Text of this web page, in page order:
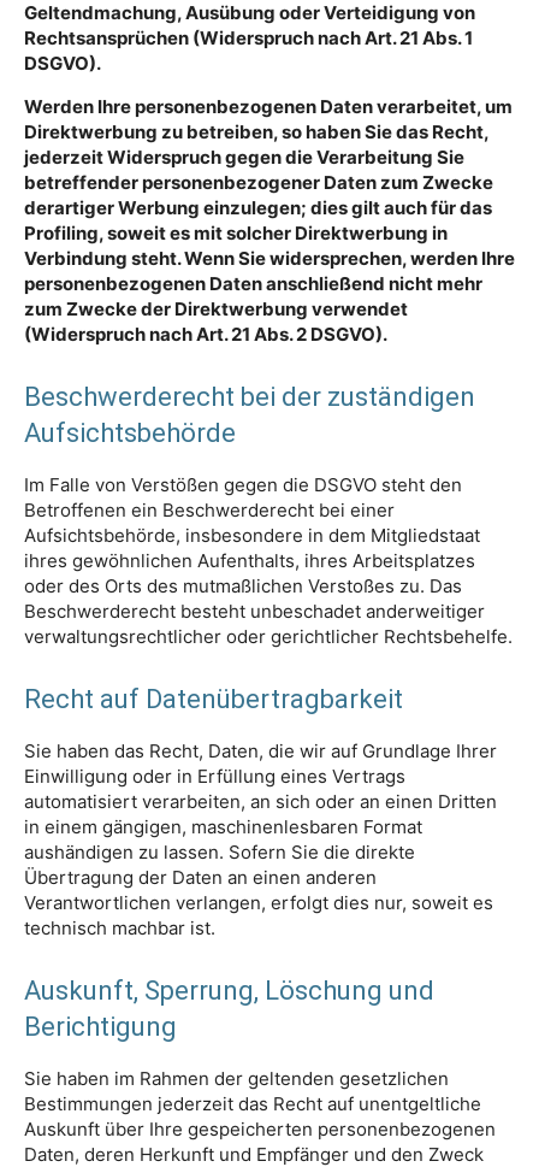
Geltendmachung, Ausübung oder Verteidigung von
Rechtsansprüchen (Widerspruch nach Art. 21 Abs. 1
DSGVO).
Werden Ihre personenbezogenen Daten verarbeitet, um
Direktwerbung zu betreiben, so haben Sie das Recht,
jederzeit Widerspruch gegen die Verarbeitung Sie
betreffender personenbezogener Daten zum Zwecke
derartiger Werbung einzulegen; dies gilt auch für das
Profiling, soweit es mit solcher Direktwerbung in
Verbindung steht. Wenn Sie widersprechen, werden Ihre
personenbezogenen Daten anschließend nicht mehr
zum Zwecke der Direktwerbung verwendet
(Widerspruch nach Art. 21 Abs. 2 DSGVO).
Beschwerderecht bei der zuständigen
Aufsichtsbehörde
Im Falle von Verstößen gegen die DSGVO steht den
Betroffenen ein Beschwerderecht bei einer
Aufsichtsbehörde, insbesondere in dem Mitgliedstaat
ihres gewöhnlichen Aufenthalts, ihres Arbeitsplatzes
oder des Orts des mutmaßlichen Verstoßes zu. Das
Beschwerderecht besteht unbeschadet anderweitiger
verwaltungsrechtlicher oder gerichtlicher Rechtsbehelfe.
Recht auf Datenübertragbarkeit
Sie haben das Recht, Daten, die wir auf Grundlage Ihrer
Einwilligung oder in Erfüllung eines Vertrags
automatisiert verarbeiten, an sich oder an einen Dritten
in einem gängigen, maschinenlesbaren Format
aushändigen zu lassen. Sofern Sie die direkte
Übertragung der Daten an einen anderen
Verantwortlichen verlangen, erfolgt dies nur, soweit es
technisch machbar ist.
Auskunft, Sperrung, Löschung und
Berichtigung
Sie haben im Rahmen der geltenden gesetzlichen
Bestimmungen jederzeit das Recht auf unentgeltliche
Auskunft über Ihre gespeicherten personenbezogenen
Daten, deren Herkunft und Empfänger und den Zweck